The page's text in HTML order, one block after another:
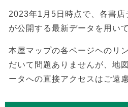
2023年1月5日時点で、各書店
が公開する最新データを用い
本屋マップの各ページヘのリ
だいて問題ありませんが、地
ータへの直接アクセスはご遠